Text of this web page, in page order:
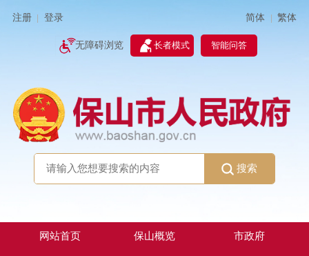
注册 登录 简体 | 繁体
无障碍浏览 长者模式 智能问答
搜索
网站首页 保山概览 市政府